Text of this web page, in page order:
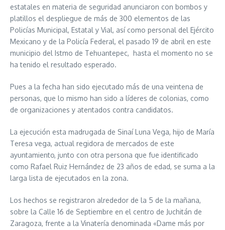
estatales en materia de seguridad anunciaron con bombos y
platillos el despliegue de más de 300 elementos de las
Policías Municipal, Estatal y Vial, así como personal del Ejército
Mexicano y de la Policía Federal, el pasado 19 de abril en este
municipio del Istmo de Tehuantepec, hasta el momento no se
ha tenido el resultado esperado.
Pues a la fecha han sido ejecutado más de una veintena de
personas, que lo mismo han sido a líderes de colonias, como
de organizaciones y atentados contra candidatos.
La ejecución esta madrugada de Sinaí Luna Vega, hijo de María
Teresa vega, actual regidora de mercados de este
ayuntamiento, junto con otra persona que fue identificado
como Rafael Ruiz Hernández de 23 años de edad, se suma a la
larga lista de ejecutados en la zona.
Los hechos se registraron alrededor de la 5 de la mañana,
sobre la Calle 16 de Septiembre en el centro de Juchitán de
Zaragoza, frente a la Vinatería denominada «Dame más por